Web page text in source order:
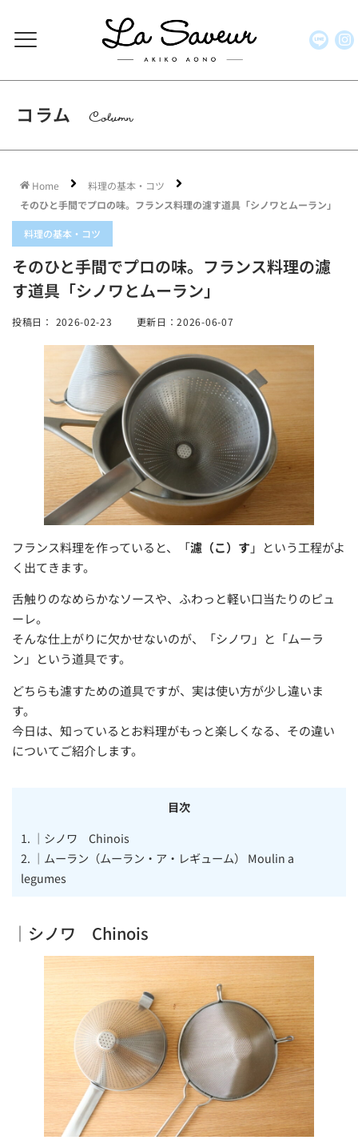
コラム Column
Home
料理の基本・コツ
そのひと手間でプロの味。フランス料理の濾す道具「シノワとムーラン」
料理の基本・コツ
そのひと手間でプロの味。フランス料理の濾
す道具「シノワとムーラン」
投稿日： 2026-02-23 更新日：2026-06-07
フランス料理を作っていると、「濾（こ）す 」という工程がよ
く出てきます。
舌触りのなめらかなソースや、ふわっと軽い口当たりのピュ
ーレ。
そんな仕上がりに欠かせないのが、「シノワ」と「ムーラ
ン」という道具です。
どちらも濾すための道具ですが、実は使い方が少し違いま
す。
今日は、知っているとお料理がもっと楽しくなる、その違い
についてご紹介します。
目次
1. ｜シノワ Chinois
2. ｜ムーラン（ムーラン・ア・レギューム） Moulin a
legumes
｜シノワ Chinois